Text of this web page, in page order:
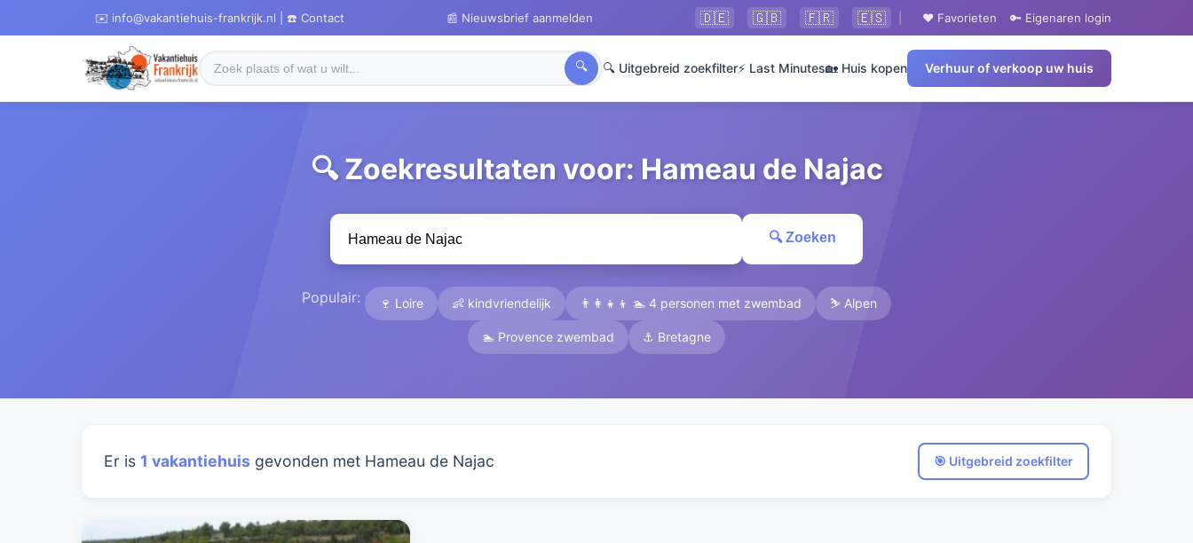
✉️ info@vakantiehuis-frankrijk.nl | ☎️ Contact 📰 Nieuwsbrief aanmelden 🇩🇪 🇬🇧 🇫🇷 🇪🇸 ❤️ Favorieten 🔑 Eigenaren login
🔍 🔍 Uitgebreid zoekfilter⚡ Last Minutes🏡 Huis kopen Verhuur of verkoop uw huis
🔍 Zoekresultaten voor: Hameau de Najac
🔍 Zoeken
Populair: 🍷 Loire 👶 kindvriendelijk 👨‍👩‍👧‍👦 🏊 4 personen met zwembad ⛷️ Alpen
🏊 Provence zwembad ⚓ Bretagne
Er is 1 vakantiehuis gevonden met Hameau de Najac 🎯 Uitgebreid zoekfilter